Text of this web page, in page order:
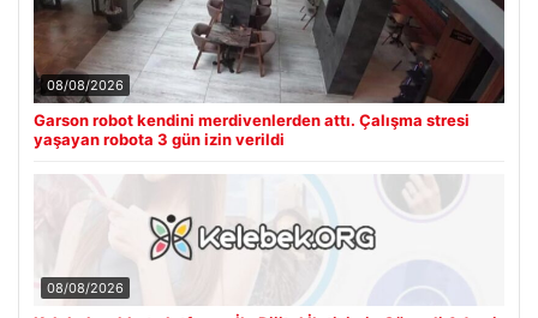
08/08/2026
Garson robot kendini merdivenlerden attı. Çalışma stresi
yaşayan robota 3 gün izin verildi
08/08/2026